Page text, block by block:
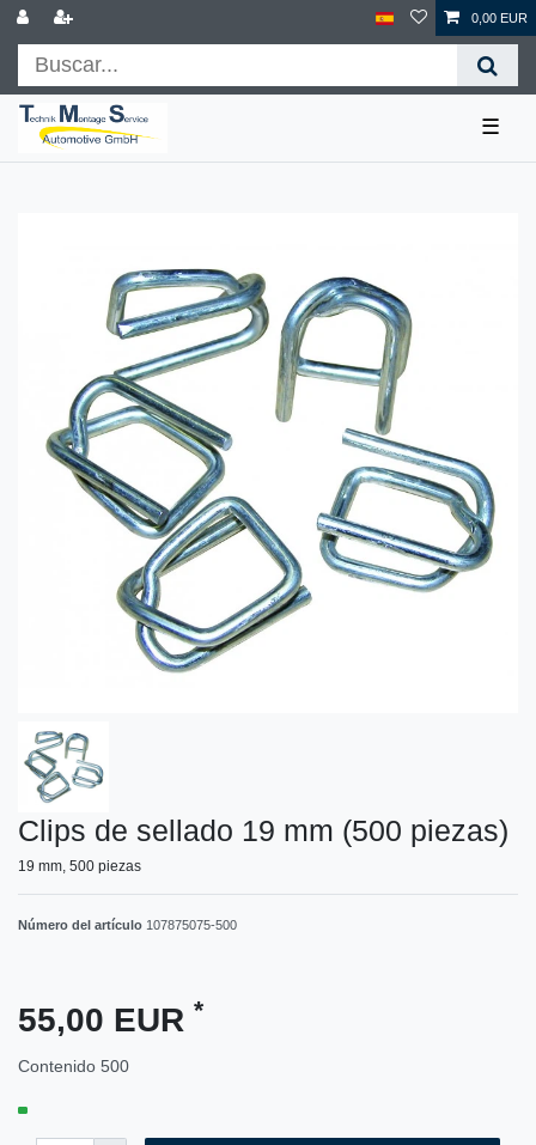
0,00 EUR
☰
Clips de sellado 19 mm (500 piezas)
19 mm, 500 piezas
Número del artículo 107875075-500
55,00 EUR *
Contenido 500